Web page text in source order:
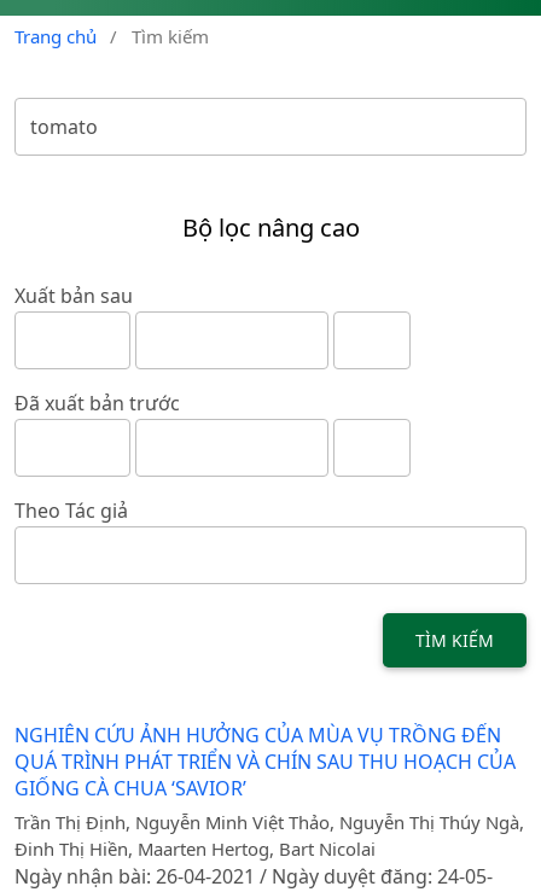
Trang chủ / Tìm kiếm
Bộ lọc nâng cao
Xuất bản sau
Đã xuất bản trước
Theo Tác giả
TÌM KIẾM
NGHIÊN CỨU ẢNH HƯỞNG CỦA MÙA VỤ TRỒNG ĐẾN
QUÁ TRÌNH PHÁT TRIỂN VÀ CHÍN SAU THU HOẠCH CỦA
GIỐNG CÀ CHUA ‘SAVIOR’
Trần Thị Định, Nguyễn Minh Việt Thảo, Nguyễn Thị Thúy Ngà,
Đinh Thị Hiền, Maarten Hertog, Bart Nicolai
Ngày nhận bài: 26-04-2021 / Ngày duyệt đăng: 24-05-